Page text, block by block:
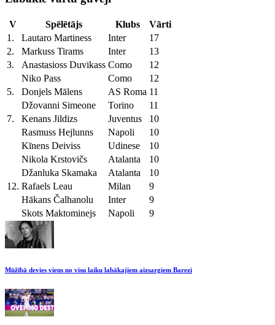
V Spēlētājs Klubs
Vārti
1.
Lautaro Martiness Inter
17
2.
Markuss Tirams Inter
13
3.
Anastasioss Duvikass Como
12
Niko Pass
Como
12
5.
Donjels Mālens AS Roma 11
Džovanni Simeone
Torino
11
7.
Kenans Jildizs Juventus
10
Rasmuss Hejlunns
Napoli
10
Kīnens Deiviss
Udinese
10
Nikola Krstovičs
Atalanta
10
Džanluka Skamaka
Atalanta
10
12. Rafaels Leau Milan
9
Hākans Čalhanolu
Inter
9
Skots Maktominejs
Napoli 9
Mūžībā devies viens no visu laiku labākajiem aizsargiem Barezi